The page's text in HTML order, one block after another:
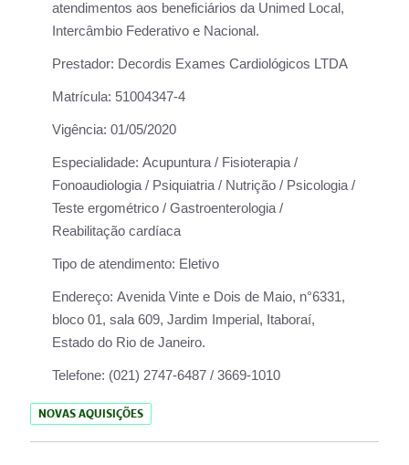
atendimentos aos beneficiários da Unimed Local,
Intercâmbio Federativo e Nacional.
Prestador: Decordis Exames Cardiológicos LTDA
Matrícula: 51004347-4
Vigência: 01/05/2020
Especialidade: Acupuntura / Fisioterapia /
Fonoaudiologia / Psiquiatria / Nutrição / Psicologia /
Teste ergométrico / Gastroenterologia /
Reabilitação cardíaca
Tipo de atendimento: Eletivo
Endereço: Avenida Vinte e Dois de Maio, n°6331,
bloco 01, sala 609, Jardim Imperial, Itaboraí,
Estado do Rio de Janeiro.
Telefone: (021) 2747-6487 / 3669-1010
NOVAS AQUISIÇÕES